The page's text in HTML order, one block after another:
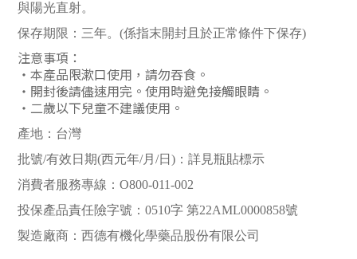
與陽光直射。
保存期限：三年。(係指末開封且於正常條件下保存)
注意事項：
‧本產品限漱口使用，請勿吞食。
‧開封後請儘速用完。使用時避免接觸眼睛。
‧二歲以下兒童不建議使用。
產地：台灣
批號/有效日期(西元年/月/日)：詳見瓶貼標示
消費者服務專線：O800-011-002
投保產品責任險字號：0510字 第22AML0000858號
製造廠商：西德有機化學藥品股份有限公司